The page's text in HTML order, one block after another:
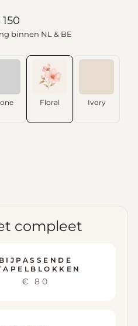
binnen NL & BE
Floral Ivory
compleet
BIJPASSENDE
€ 80